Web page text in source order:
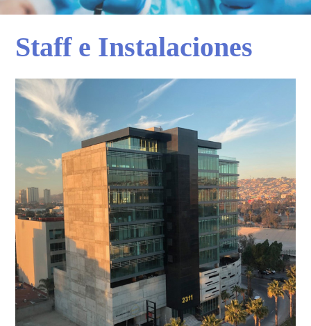
English
Staff e Instalaciones